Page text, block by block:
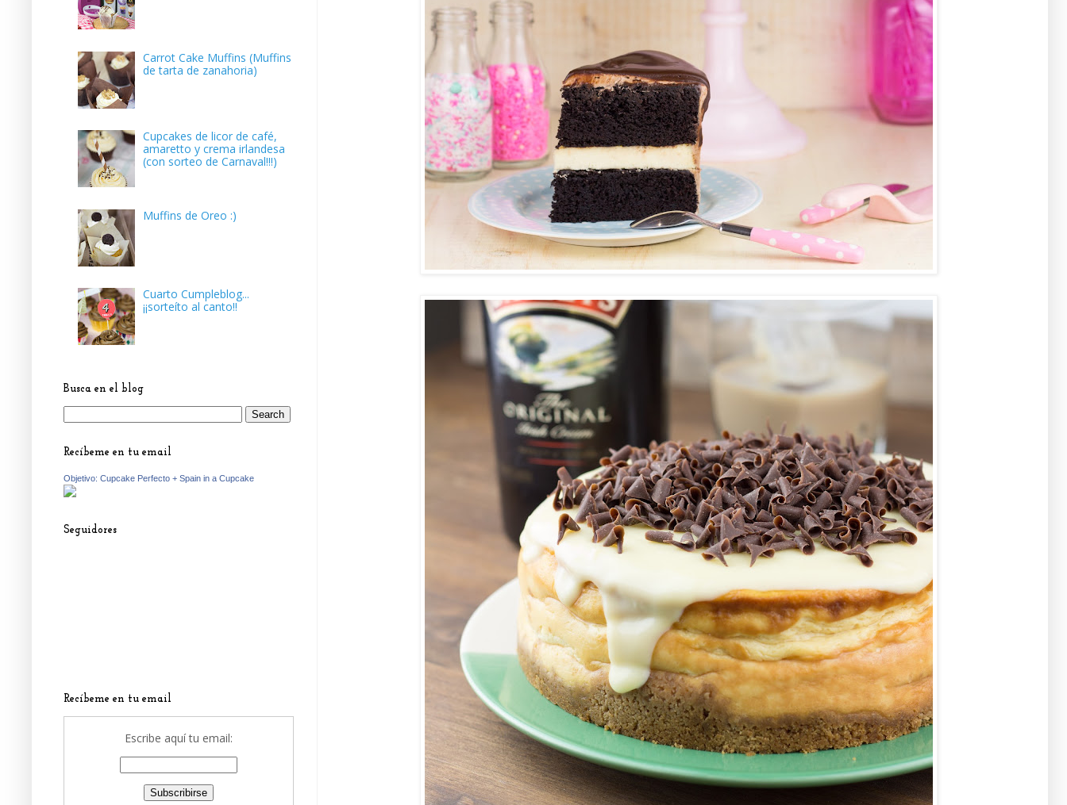
Carrot Cake Muffins (Muffins
de tarta de zanahoria)
Cupcakes de licor de café,
amaretto y crema irlandesa
(con sorteo de Carnaval!!!)
Muffins de Oreo :)
Cuarto Cumpleblog...
¡¡sorteíto al canto!!
Busca en el blog
Recíbeme en tu email
Objetivo: Cupcake Perfecto + Spain in a Cupcake
Seguidores
Recíbeme en tu email
Escribe aquí tu email: